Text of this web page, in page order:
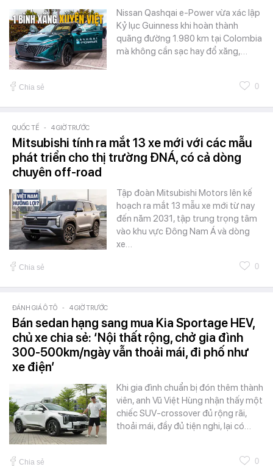
Nissan Qashqai e-Power vừa xác lập
Kỷ lục Guinness khi hoàn thành
quãng đường 1.980 km tại Colombia
mà không cần sạc hay đổ xăng,…
Chia sẻ 0
QUỐC TẾ - 4 GIỜ TRƯỚC
Mitsubishi tính ra mắt 13 xe mới với các mẫu
phát triển cho thị trường ĐNÁ, có cả dòng
chuyên off-road
Tập đoàn Mitsubishi Motors lên kế
hoạch ra mắt 13 mẫu xe mới từ nay
đến năm 2031, tập trung trọng tâm
vào khu vực Đông Nam Á và dòng
xe…
Chia sẻ 0
ĐÁNH GIÁ Ô TÔ - 4 GIỜ TRƯỚC
Bán sedan hạng sang mua Kia Sportage HEV,
chủ xe chia sẻ: ‘Nội thất rộng, chở gia đình
300-500km/ngày vẫn thoải mái, đi phố như
xe điện’
Khi gia đình chuẩn bị đón thêm thành
viên, anh Vũ Việt Hùng nhận thấy một
chiếc SUV-crossover đủ rộng rãi,
thoải mái, đầy đủ tiện nghi, lại có…
Chia sẻ 0